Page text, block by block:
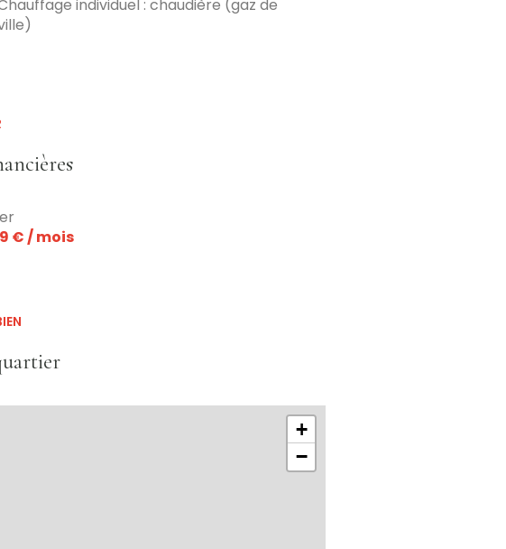
individuel : chaudière (gaz de
€ / mois
+
−